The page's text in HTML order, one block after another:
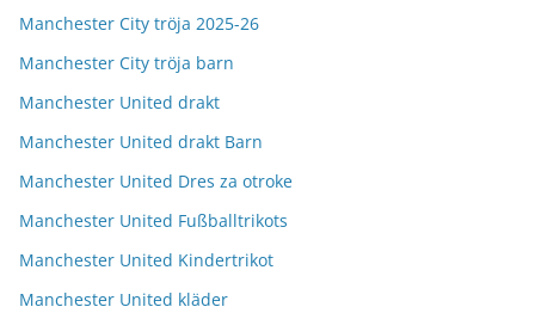
Manchester City tröja 2025-26
Manchester City tröja barn
Manchester United drakt
Manchester United drakt Barn
Manchester United Dres za otroke
Manchester United Fußballtrikots
Manchester United Kindertrikot
Manchester United kläder